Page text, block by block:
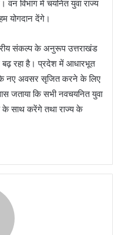
विभाग में चयनित युवा राज्य
योगदान देंगे।
संकल्प के अनुरूप उत्तराखंड
बढ़ रहा है। प्रदेश में आधारभूत
के नए अवसर सृजित करने के लिए
जताया कि सभी नवचयनित युवा
के साथ करेंगे तथा राज्य के